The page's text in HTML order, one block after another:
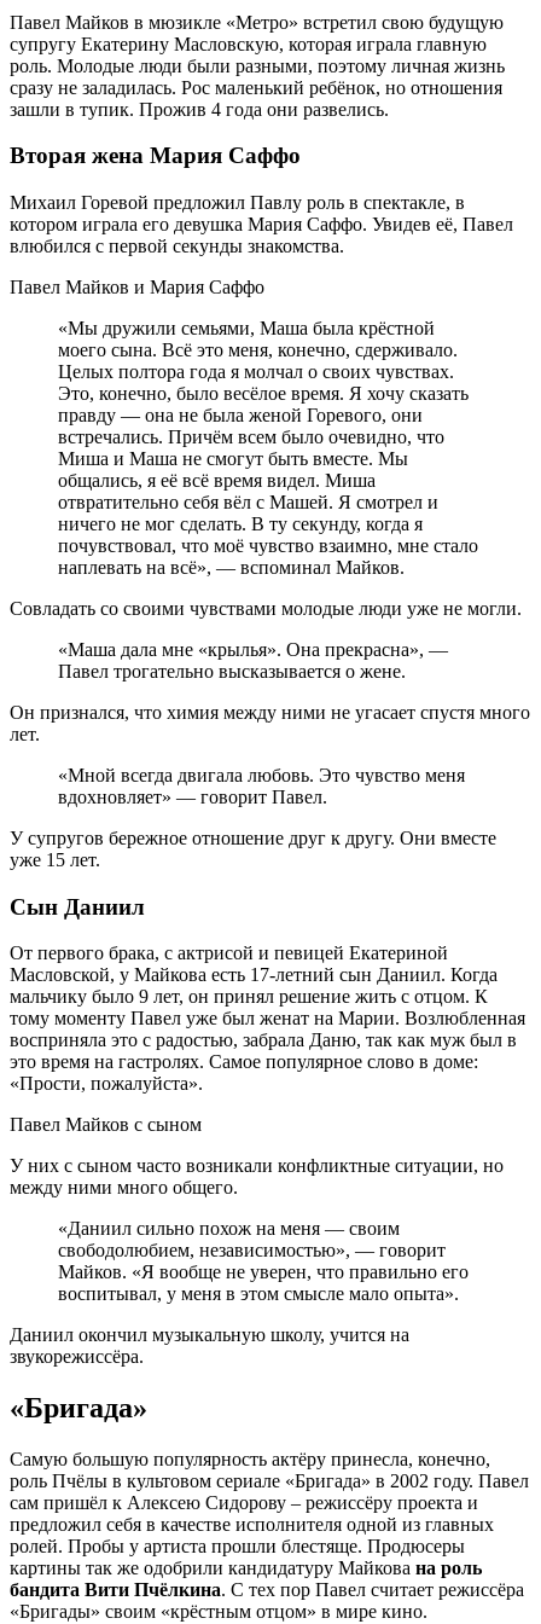
Павел Майков в мюзикле «Метро» встретил свою будущую
супругу Екатерину Масловскую, которая играла главную
роль. Молодые люди были разными, поэтому личная жизнь
сразу не заладилась. Рос маленький ребёнок, но отношения
зашли в тупик. Прожив 4 года они развелись.
Вторая жена Мария Саффо
Михаил Горевой предложил Павлу роль в спектакле, в
котором играла его девушка Мария Саффо. Увидев её, Павел
влюбился с первой секунды знакомства.
Павел Майков и Мария Саффо
«Мы дружили семьями, Маша была крёстной
моего сына. Всё это меня, конечно, сдерживало.
Целых полтора года я молчал о своих чувствах.
Это, конечно, было весёлое время. Я хочу сказать
правду — она не была женой Горевого, они
встречались. Причём всем было очевидно, что
Миша и Маша не смогут быть вместе. Мы
общались, я её всё время видел. Миша
отвратительно себя вёл с Машей. Я смотрел и
ничего не мог сделать. В ту секунду, когда я
почувствовал, что моё чувство взаимно, мне стало
наплевать на всё», — вспоминал Майков.
Совладать со своими чувствами молодые люди уже не могли.
«Маша дала мне «крылья». Она прекрасна», —
Павел трогательно высказывается о жене.
Он признался, что химия между ними не угасает спустя много
лет.
«Мной всегда двигала любовь. Это чувство меня
вдохновляет» — говорит Павел.
У супругов бережное отношение друг к другу. Они вместе
уже 15 лет.
Сын Даниил
От первого брака, с актрисой и певицей Екатериной
Масловской, у Майкова есть 17-летний сын Даниил. Когда
мальчику было 9 лет, он принял решение жить с отцом. К
тому моменту Павел уже был женат на Марии. Возлюбленная
восприняла это с радостью, забрала Даню, так как муж был в
это время на гастролях. Самое популярное слово в доме:
«Прости, пожалуйста».
Павел Майков с сыном
У них с сыном часто возникали конфликтные ситуации, но
между ними много общего.
«Даниил сильно похож на меня — своим
свободолюбием, независимостью», — говорит
Майков. «Я вообще не уверен, что правильно его
воспитывал, у меня в этом смысле мало опыта».
Даниил окончил музыкальную школу, учится на
звукорежиссёра.
«Бригада»
Самую большую популярность актёру принесла, конечно,
роль Пчёлы в культовом сериале «Бригада» в 2002 году. Павел
сам пришёл к Алексею Сидорову – режиссёру проекта и
предложил себя в качестве исполнителя одной из главных
ролей. Пробы у артиста прошли блестяще. Продюсеры
картины так же одобрили кандидатуру Майкова на роль
бандита Вити Пчёлкина. С тех пор Павел считает режиссёра
«Бригады» своим «крёстным отцом» в мире кино.